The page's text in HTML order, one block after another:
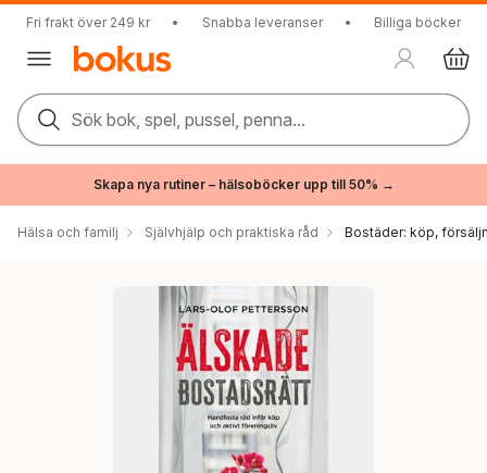
Fri frakt över 249 kr • Snabba leveranser • Billiga böcker
Sök bok, spel, pussel, penna...
Skapa nya rutiner – hälsoböcker upp till 50% →
Hälsa och familj Självhjälp och praktiska råd Bostäder: köp,